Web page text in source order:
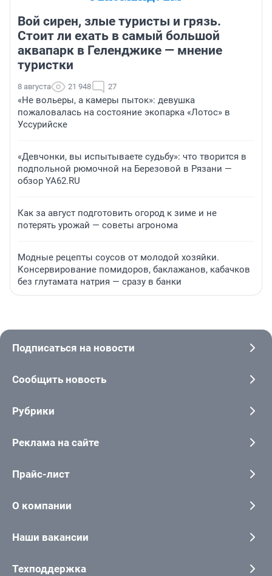
Вой сирен, злые туристы и грязь.
Стоит ли ехать в самый большой
аквапарк в Геленджике — мнение
туристки
8 августа 21 948 27
«Не вольеры, а камеры пыток»: девушка
пожаловалась на состояние экопарка «Лотос» в
Уссурийске
«Девчонки, вы испытываете судьбу»: что творится в
подпольной рюмочной на Березовой в Рязани —
обзор YA62.RU
Как за август подготовить огород к зиме и не
потерять урожай — советы агронома
Модные рецепты соусов от молодой хозяйки.
Консервирование помидоров, баклажанов, кабачков
без глутамата натрия — сразу в банки
Подписаться на новости
Сообщить новость
Рубрики
Реклама на сайте
Прайс-лист
О компании
Наши вакансии
Техподдержка